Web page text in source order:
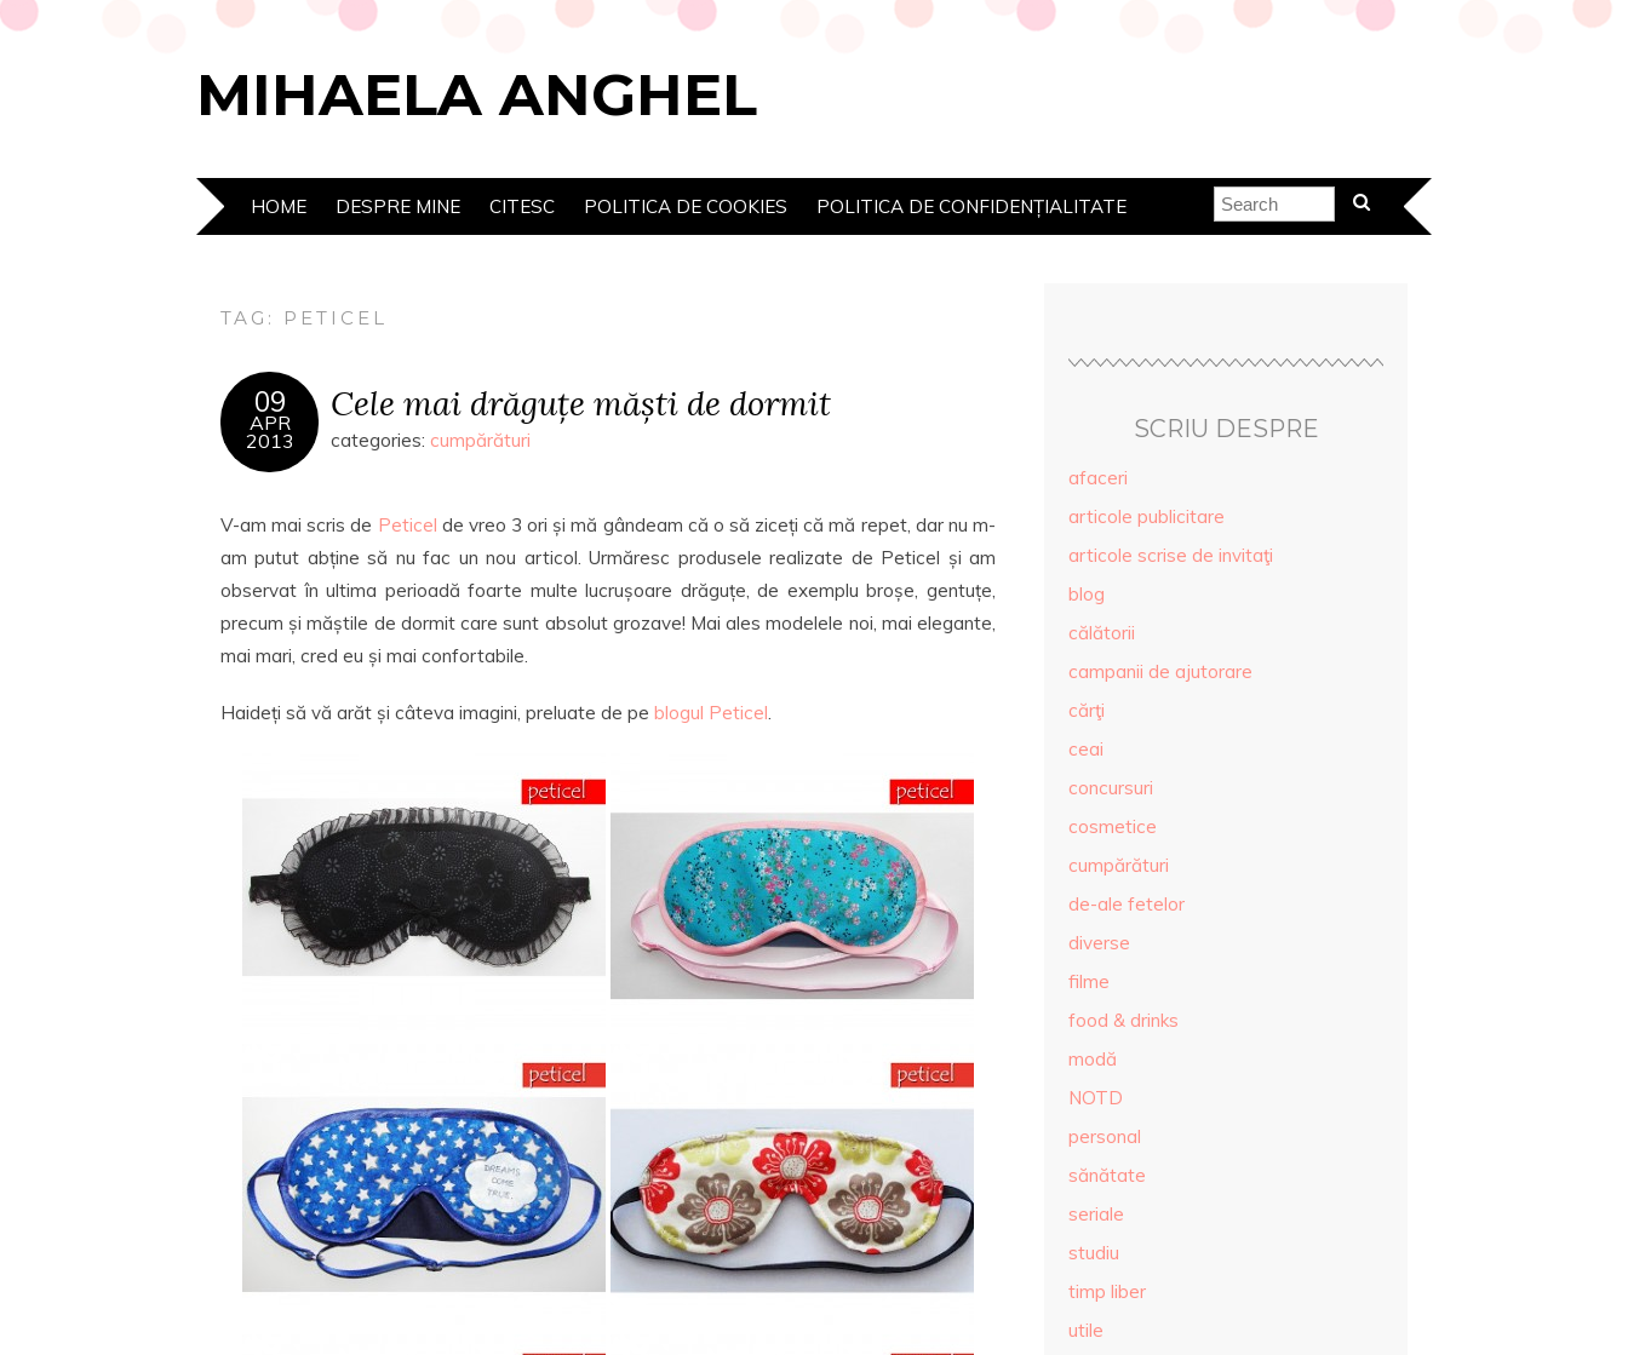
MIHAELA ANGHEL
HOME DESPRE MINE CITESC POLITICA DE COOKIES POLITICA DE CONFIDENȚIALITATE
TAG: PETICEL
09
APR
2013
Cele mai drăguțe măști de dormit
categories: cumpărături
V-am mai scris de Peticel de vreo 3 ori și mă gândeam că o să ziceți că mă repet, dar nu m-
am putut abține să nu fac un nou articol. Urmăresc produsele realizate de Peticel și am
observat în ultima perioadă foarte multe lucrușoare drăguțe, de exemplu broșe, gentuțe,
precum și măștile de dormit care sunt absolut grozave! Mai ales modelele noi, mai elegante,
mai mari, cred eu și mai confortabile.
Haideți să vă arăt și câteva imagini, preluate de pe blogul Peticel.
SCRIU DESPRE
afaceri
articole publicitare
articole scrise de invitaţi
blog
călătorii
campanii de ajutorare
cărţi
ceai
concursuri
cosmetice
cumpărături
de-ale fetelor
diverse
filme
food & drinks
modă
NOTD
personal
sănătate
seriale
studiu
timp liber
utile